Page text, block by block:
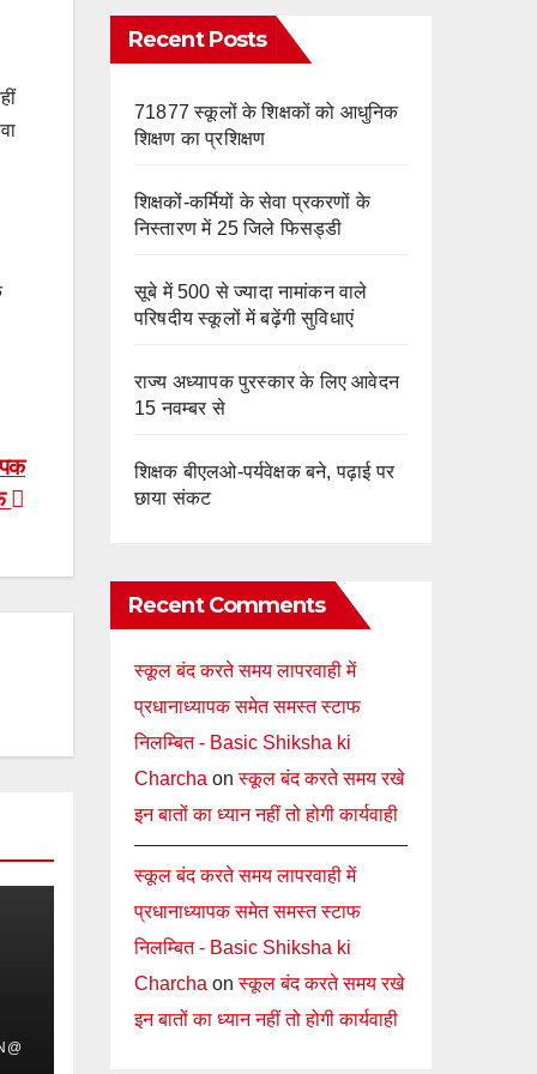
Recent Posts
71877 स्कूलों के शिक्षकों को आधुनिक
शिक्षण का प्रशिक्षण
शिक्षकों-कर्मियों के सेवा प्रकरणों के
निस्तारण में 25 जिले फिसड्डी
सूबे में 500 से ज्यादा नामांकन वाले
परिषदीय स्कूलों में बढ़ेंगी सुविधाएं
राज्य अध्यापक पुरस्कार के लिए आवेदन
15 नवम्बर से
शिक्षक बीएलओ-पर्यवेक्षक बने, पढ़ाई पर
छाया संकट
Recent Comments
स्कूल बंद करते समय लापरवाही में
प्रधानाध्यापक समेत समस्त स्टाफ
निलम्बित - Basic Shiksha ki
Charcha onस्कूल बंद करते समय रखे
इन बातों का ध्यान नहीं तो होगी कार्यवाही
स्कूल बंद करते समय लापरवाही में
प्रधानाध्यापक समेत समस्त स्टाफ
निलम्बित - Basic Shiksha ki
Charcha onस्कूल बंद करते समय रखे
इन बातों का ध्यान नहीं तो होगी कार्यवाही